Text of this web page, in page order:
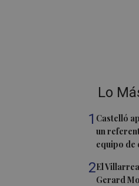
Lo
1 Castelló
un
equipo de
2El
Gerard